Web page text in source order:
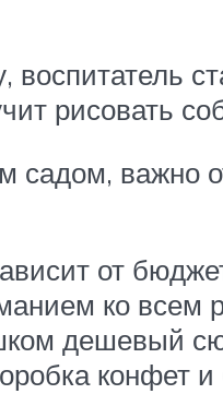
воспитатель
рисовать
садом, важно
от
ко всем
дешевый
конфет